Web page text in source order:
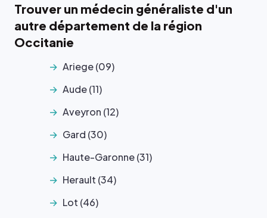
Trouver un médecin généraliste d'un
autre département de la région
Occitanie
Ariege (09)
Aude (11)
Aveyron (12)
Gard (30)
Haute-Garonne (31)
Herault (34)
Lot (46)